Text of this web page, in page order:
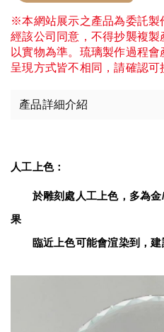
※本網站展示之產品為委託製
經該公司同意，不得抄襲複
以實物為準。琉璃製作過程
呈現方式皆不相同，請確認可
產品詳細介紹
人工上色：
於雕刻處人工上色，多為金/
果
臨近上色可能會渲染到，建